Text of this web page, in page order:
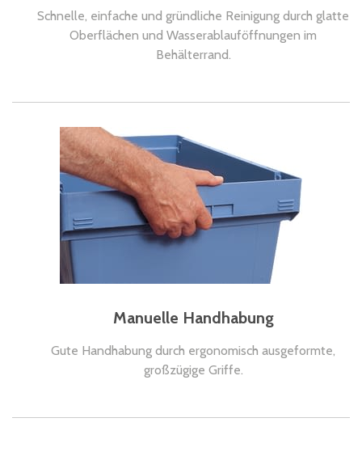
Schnelle, einfache und gründliche Reinigung durch glatte
Oberflächen und Wasserablauföffnungen im
Behälterrand.
Manuelle Handhabung
Gute Handhabung durch ergonomisch ausgeformte,
großzügige Griffe.